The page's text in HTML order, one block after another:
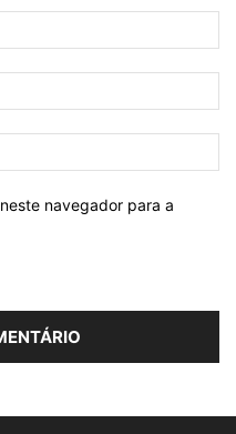
navegador para a